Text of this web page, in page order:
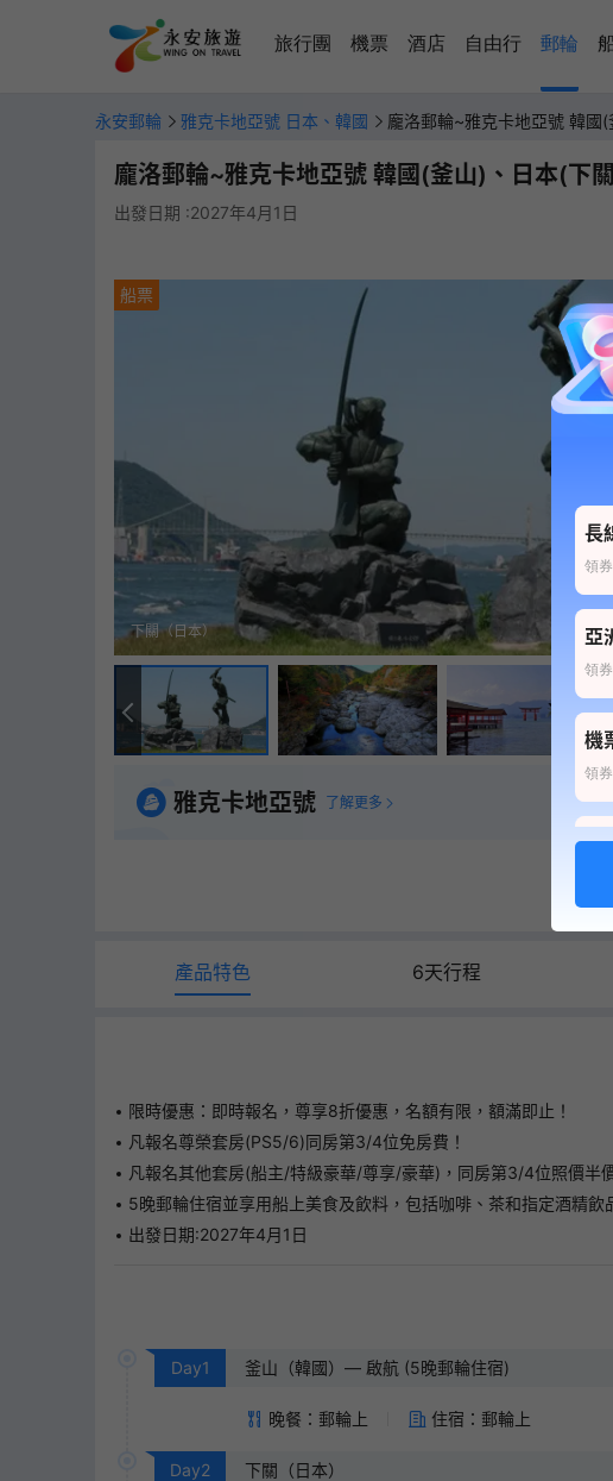
旅行團 機票 酒店 自由行 郵輪
永安郵輪 雅克卡地亞號 日本、韓國 龐洛郵輪~雅克卡地亞號 韓國
龐洛郵輪~雅克卡地亞號 韓國(釜山)、日本(下
出發日期 :2027年4月1日
下關（日本）
船票
雅克卡地亞號 了解更多
產品特色 6天行程
限時優惠：即時報名，尊享8折優惠，名額有限，額滿即止！
凡報名尊榮套房(PS5/6)同房第3/4位免房費！
凡報名其他套房(船主/特級豪華/尊享/豪華)，同房第3/4位照價半
5晚郵輪住宿並享用船上美食及飲料，包括咖啡、茶和指定酒精
出發日期:2027年4月1日
Day1 釜山（韓國）— 啟航 (5晚郵輪住宿)
晚餐：郵輪上 住宿：郵輪上
Day2 下關（日本）
長
領
亞
領
機
領
酒
領